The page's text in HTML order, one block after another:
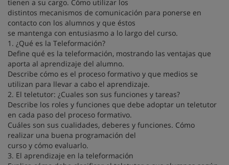
tienen a su cargo. Cómo utilizar los
distintos mecanismos de comunicación para ponerse en
contacto con los alumnos y que éstos
se mantenga con entusiasmo a lo largo del curso.
1. ¿Qué es la Teleformación?
Define qué es la teleformación, mostrando las ventajas que
aporta al aprendizaje del alumno.
Describe cómo es el proceso formativo y que medios se
utilizan para llevar a cabo el aprendizaje.
2. El teletutor: ¿Cuales son sus funciones y tareas?
Describe los roles y funciones que debe adoptar un teletutor
en cada paso del proceso formativo.
Cuáles son sus cualidades, deberes y funciones. Cómo
realizar una buena programación del
curso y cómo evaluarlo.
3. El aprendizaje en la teleformación